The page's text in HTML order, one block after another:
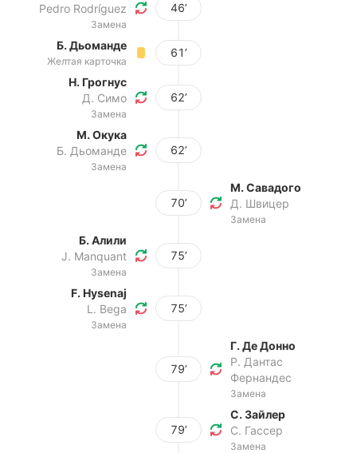
Pedro Rodríguez
Замена
46’
Б. Дьоманде
Желтая карточка
61’
Н. Грогнус
Д. Симо
Замена
62’
М. Окука
Б. Дьоманде
Замена
62’
70’
М. Савадого
Д. Швицер
Замена
Б. Алили
J. Manquant
Замена
75’
F. Hysenaj
L. Bega
Замена
75’
79’
Г. Де Донно
Р. Дантас
Фернандес
Замена
79’
С. Зайлер
С. Гассер
Замена